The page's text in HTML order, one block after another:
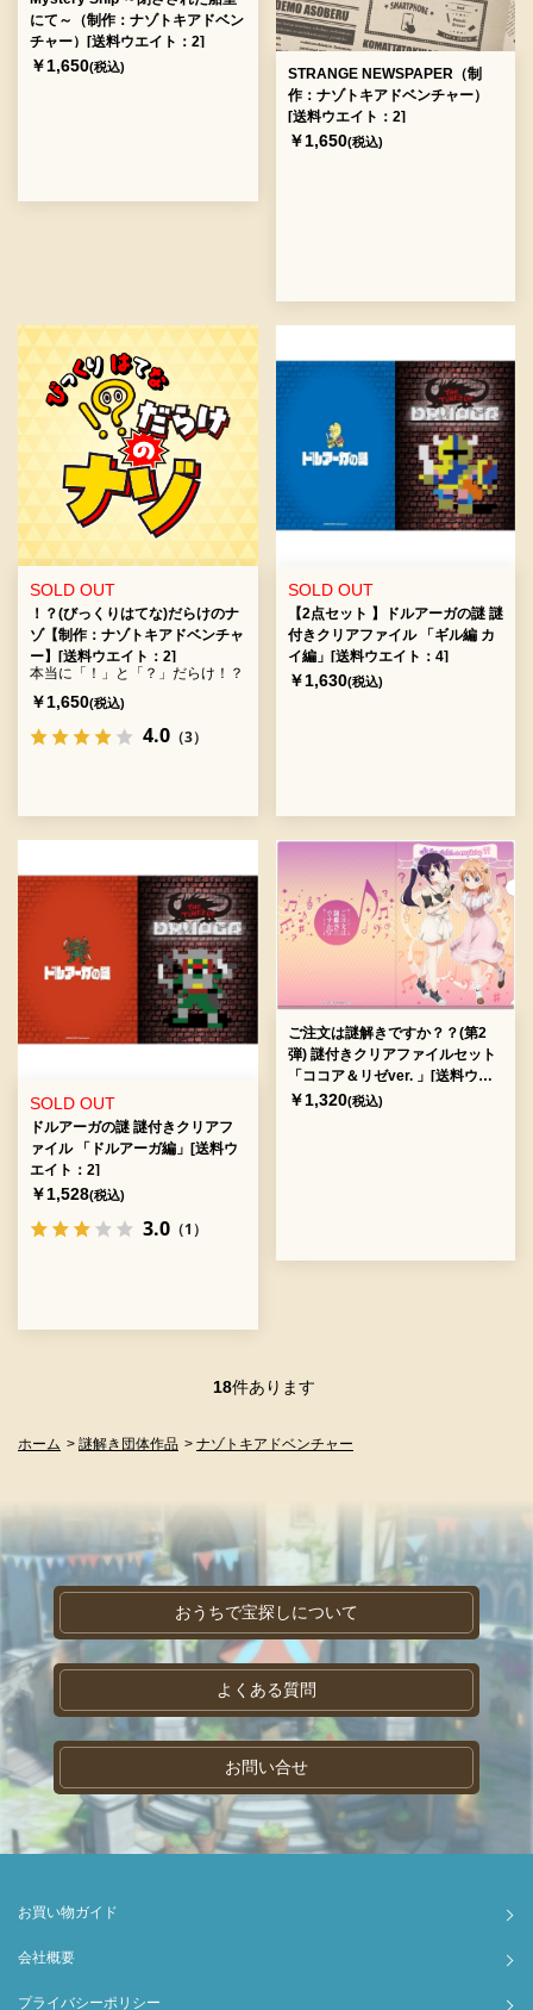
にて～（制作：ナゾトキアドベン
チャー）[送料ウエイト：2]
￥1,650(税込)
STRANGE NEWSPAPER（制
作：ナゾトキアドベンチャー）
[送料ウエイト：2]
￥1,650(税込)
SOLD OUT
！？(びっくりはてな)だらけのナ
ゾ【制作：ナゾトキアドベンチャ
ー】[送料ウエイト：2]
本当に「！」と「？」だらけ！？
￥1,650(税込)
4.0 （3）
SOLD OUT
【2点セット 】ドルアーガの謎 謎
付きクリアファイル 「ギル編 カ
イ編」[送料ウエイト：4]
￥1,630(税込)
SOLD OUT
ドルアーガの謎 謎付きクリアフ
ァイル 「ドルアーガ編」[送料ウ
エイト：2]
￥1,528(税込)
3.0 （1）
ご注文は謎解きですか？？(第2
弾) 謎付きクリアファイルセット
「ココア＆リゼver. 」[送料ウエ
イト：2]
￥1,320(税込)
18件あります
ホーム > 謎解き団体作品 > ナゾトキアドベンチャー
おうちで宝探しについて
よくある質問
お問い合せ
お買い物ガイド
会社概要
プライバシーポリシー